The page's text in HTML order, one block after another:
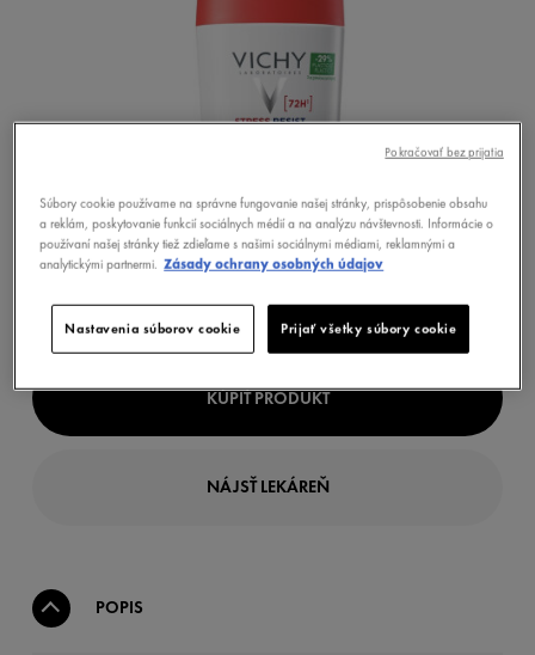
KÚPIŤ PRODUKT
NÁJSŤ LEKÁREŇ
POPIS
Súbory cookie používame na správne fungovanie našej stránky, prispôsobenie obsahu
a reklám, poskytovanie funkcií sociálnych médií a na analýzu návštevnosti. Informácie o
používaní našej stránky tiež zdieľame s našimi sociálnymi médiami, reklamnými a
analytickými partnermi. Zásady ochrany osobných údajov
Nastavenia súborov cookie Prijať všetky súbory cookie
Pokračovať bez prijatia